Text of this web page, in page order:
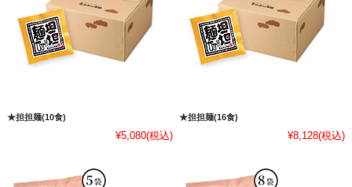
★担担麺(10食)
¥5,080(税込)
★担担麺(16食)
¥8,128(税込)